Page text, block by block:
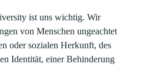
ist uns wichtig. Wir
von Menschen ungeachtet
oder sozialen Herkunft, des
Identität, einer Behinderung